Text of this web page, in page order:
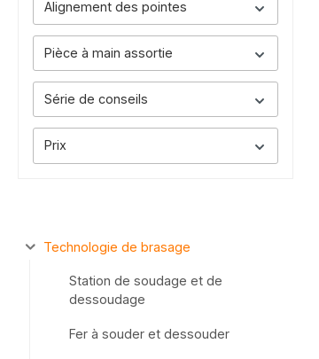
Alignement des pointes
Pièce à main assortie
Série de conseils
Prix
Technologie de brasage
Station de soudage et de
dessoudage
Fer à souder et dessouder